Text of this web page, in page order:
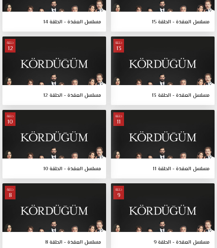
مسلسل العقدة - الحلقة 15 مسلسل العقدة - الحلقة 14
حلقة
13
مسلسل العقدة - الحلقة 13
حلقة
12
مسلسل العقدة - الحلقة 12
حلقة
11
مسلسل العقدة - الحلقة 11
حلقة
10
مسلسل العقدة - الحلقة 10
حلقة
9
مسلسل العقدة - الحلقة 9
حلقة
8
مسلسل العقدة - الحلقة 8